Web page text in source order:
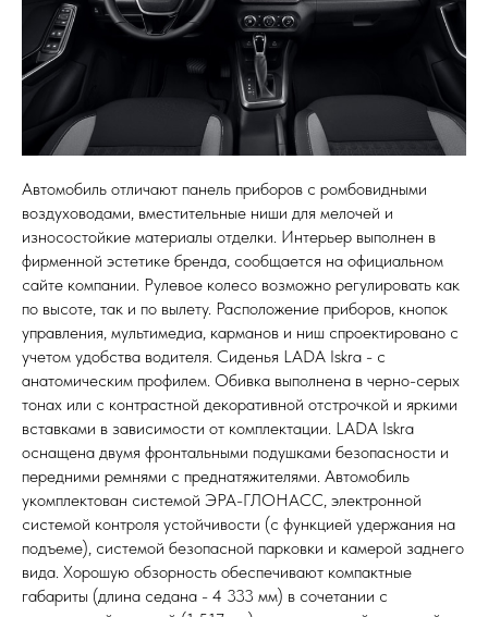
Автомобиль отличают панель приборов с ромбовидными
воздуховодами, вместительные ниши для мелочей и
износостойкие материалы отделки. Интерьер выполнен в
фирменной эстетике бренда, сообщается на официальном
сайте компании. Рулевое колесо возможно регулировать как
по высоте, так и по вылету. Расположение приборов, кнопок
управления, мультимедиа, карманов и ниш спроектировано с
учетом удобства водителя. Сиденья LADA Iskra - с
анатомическим профилем. Обивка выполнена в черно-серых
тонах или с контрастной декоративной отстрочкой и яркими
вставками в зависимости от комплектации. LADA Iskra
оснащена двумя фронтальными подушками безопасности и
передними ремнями с преднатяжителями. Автомобиль
укомплектован системой ЭРА-ГЛОНАСС, электронной
системой контроля устойчивости (с функцией удержания на
подъеме), системой безопасной парковки и камерой заднего
вида. Хорошую обзорность обеспечивают компактные
габариты (длина седана - 4 333 мм) в сочетании с